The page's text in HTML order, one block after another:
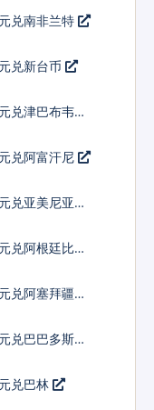
兑南非兰特
兑新台币
兑津巴布韦币
兑阿富汗尼
兑亚美尼亚德
兑阿根廷比索
兑阿塞拜疆马
兑巴巴多斯元
兑巴林